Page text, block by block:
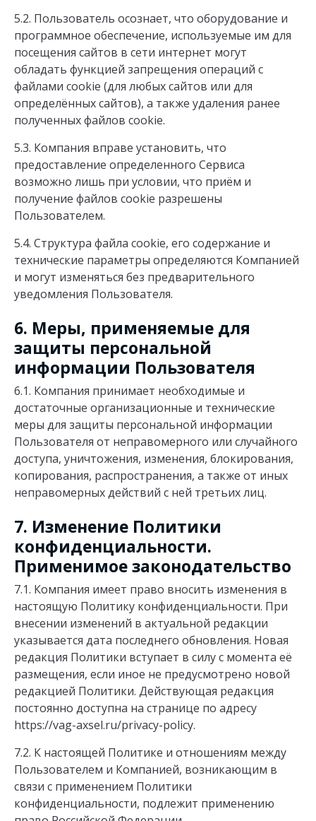
5.2. Пользователь осознает, что оборудование и
программное обеспечение, используемые им для
посещения сайтов в сети интернет могут
обладать функцией запрещения операций с
файлами cookie (для любых сайтов или для
определённых сайтов), а также удаления ранее
полученных файлов cookie.
5.3. Компания вправе установить, что
предоставление определенного Сервиса
возможно лишь при условии, что приём и
получение файлов cookie разрешены
Пользователем.
5.4. Структура файла cookie, его содержание и
технические параметры определяются Компанией
и могут изменяться без предварительного
уведомления Пользователя.
6. Меры, применяемые для
защиты персональной
информации Пользователя
6.1. Компания принимает необходимые и
достаточные организационные и технические
меры для защиты персональной информации
Пользователя от неправомерного или случайного
доступа, уничтожения, изменения, блокирования,
копирования, распространения, а также от иных
неправомерных действий с ней третьих лиц.
7. Изменение Политики
конфиденциальности.
Применимое законодательство
7.1. Компания имеет право вносить изменения в
настоящую Политику конфиденциальности. При
внесении изменений в актуальной редакции
указывается дата последнего обновления. Новая
редакция Политики вступает в силу с момента её
размещения, если иное не предусмотрено новой
редакцией Политики. Действующая редакция
постоянно доступна на странице по адресу
https://vag-axsel.ru/privacy-policy.
7.2. К настоящей Политике и отношениям между
Пользователем и Компанией, возникающим в
связи с применением Политики
конфиденциальности, подлежит применению